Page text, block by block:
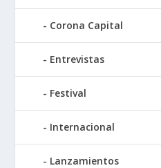
Corona Capital
Entrevistas
Festival
Internacional
Lanzamientos